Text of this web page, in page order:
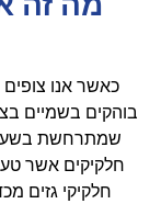
כאשר אנו צופים
בוהקים בשמיים
שמתרחשת
חלקיקים אשר
חלקיקי גזים